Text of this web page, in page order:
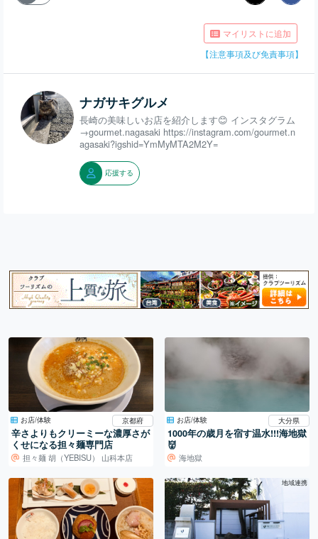
マイリストに追加
【注意事項及び免責事項】
ナガサキグルメ
長崎の美味しいお店を紹介します😊 インスタグラム
→gourmet.nagasaki https://instagram.com/gourmet.n
agasaki?igshid=YmMyMTA2M2Y=
応援する
お店/体験 京都府
辛さよりもクリーミーな濃厚さが
くせになる担々麺専門店
担々麺 胡（YEBISU） 山科本店
お店/体験 大分県
1000年の歳月を宿す温水!!!海地獄
👹
海地獄
地域連携